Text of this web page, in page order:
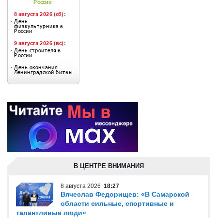
В ЦЕНТРЕ ВНИМАНИЯ
8 августа 2026 18:27
Вячеслав Федорищев: «В Самарской
области сильные, спортивные и
талантливые люди»